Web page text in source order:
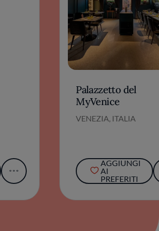
Palazzetto del
MyVenice
VENEZIA, ITALIA
AGGIUNGI
AI
PREFERITI